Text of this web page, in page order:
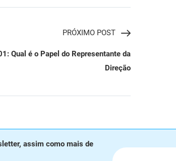
PRÓXIMO POST
Qual é o Papel do Representante da
Direção
assim como mais de